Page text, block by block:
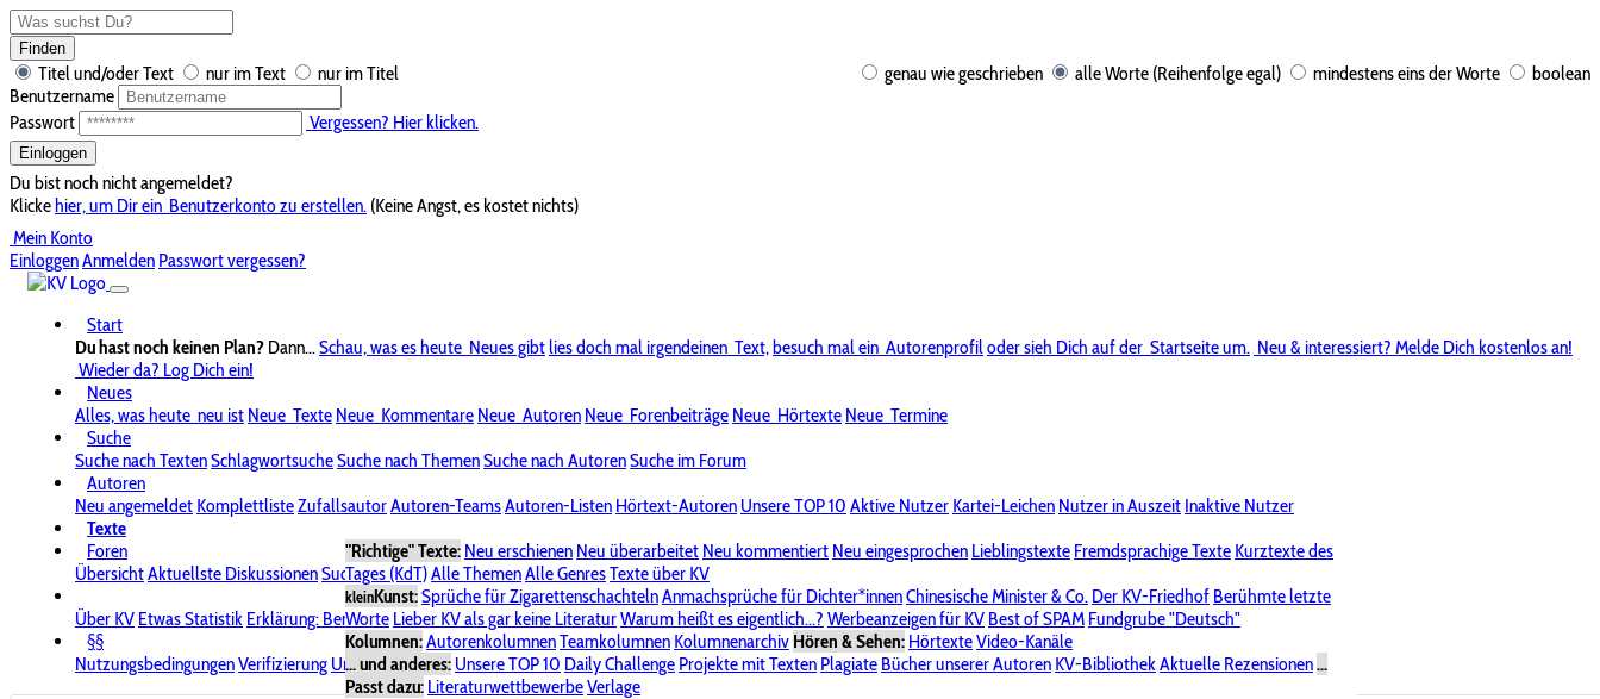
Finden
genau wie geschrieben alle Worte (Reihenfolge egal) mindestens eins der Worte boolean
Titel und/oder Text nur im Text
nur im Titel
Benutzername
Passwort
Vergessen? Hier klicken.
Einloggen
Du bist noch nicht angemeldet?
Klickehier, um Dir ein Benutzerkonto zu erstellen. (Keine Angst, es kostet nichts)
Mein Konto
EinloggenAnmelden Passwort vergessen?
Start
Du hast noch keinen Plan? Dann...Schau, was es heute Neues gibtlies doch mal irgendeinen Text,besuch mal ein Autorenprofiloder sieh Dich auf der Startseite um. Neu & interessiert? Melde Dich kostenlos an!
Wieder da? Log Dich ein!
Neues
Alles, was heute neu ist Neue Texte Neue Kommentare Neue Autoren Neue Forenbeiträge Neue Hörtexte Neue Termine
Suche
Suche nach TextenSchlagwortsucheSuche nach ThemenSuche nach AutorenSuche im Forum
Autoren
Neu angemeldet KomplettlisteZufallsautorAutoren-TeamsAutoren-Listen Hörtext-Autoren Unsere TOP 10 Aktive Nutzer Kartei-Leichen Nutzer in Auszeit Inaktive Nutzer
Texte
"Richtige" Texte: Neu erschienen Neu überarbeitet Neu kommentiert Neu eingesprochen Lieblingstexte Fremdsprachige Texte Kurztexte des
Tages (KdT)Alle ThemenAlle GenresTexte über KV
kleinKunst:Sprüche für ZigarettenschachtelnAnmachsprüche für Dichter*innenChinesische Minister & Co. Der KV-Friedhof Berühmte letzte
Worte Lieber KV als gar keine LiteraturWarum heißt es eigentlich...? Werbeanzeigen für KV Best of SPAM Fundgrube "Deutsch"
Kolumnen:AutorenkolumnenTeamkolumnen Kolumnenarchiv Hören & Sehen: HörtexteVideo-Kanäle
... und anderes: Unsere TOP 10 Daily Challenge Projekte mit Texten Plagiate Bücher unserer Autoren KV-BibliothekAktuelle Rezensionen...
Passt dazu: LiteraturwettbewerbeVerlage
Foren
ÜbersichtAktuellste DiskussionenSuche im ForumBereich "KV-Board"Bereich "Literatur & Schreiberei"
Über KV Etwas Statistik Erklärung: BenutzersymboleSpende für KV Unsere SpenderlisteAlle Wege führen zu KVPasswort vergessen?
§§
NutzungsbedingungenVerifizierung UrheberrechtAvatare & BilderStalkingDatenschutzerklärungImpressum